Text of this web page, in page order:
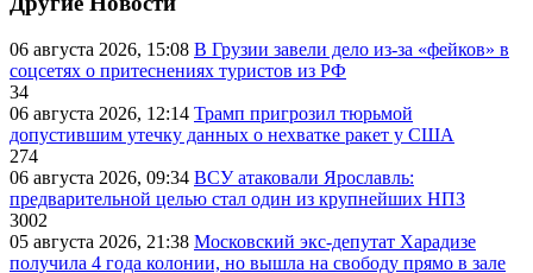
06 августа 2026, 15:08 В Грузии завели дело из-за «фейков» в
соцсетях о притеснениях туристов из РФ
34
06 августа 2026, 12:14 Трамп пригрозил тюрьмой
допустившим утечку данных о нехватке ракет у США
274
06 августа 2026, 09:34 ВСУ атаковали Ярославль:
предварительной целью стал один из крупнейших НПЗ
3002
05 августа 2026, 21:38 Московский экс-депутат Харадизе
получила 4 года колонии, но вышла на свободу прямо в зале